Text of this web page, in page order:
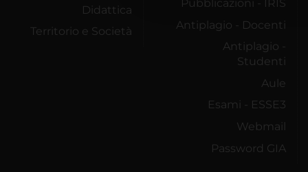
Didattica
Territorio e Società
Pubblicazioni - IRIS
Antiplagio - Docenti
Antiplagio -
Studenti
Aule
Esami - ESSE3
Webmail
Password GIA